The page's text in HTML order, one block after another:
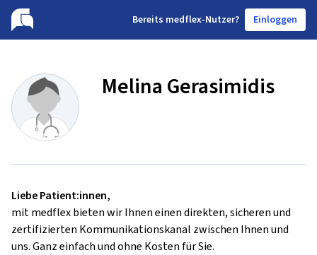
Bereits medflex-Nutzer? Einloggen
Melina Gerasimidis
Liebe Patient:innen,
mit medflex bieten wir Ihnen einen direkten, sicheren und
zertifizierten Kommunikationskanal zwischen Ihnen und
uns. Ganz einfach und ohne Kosten für Sie.